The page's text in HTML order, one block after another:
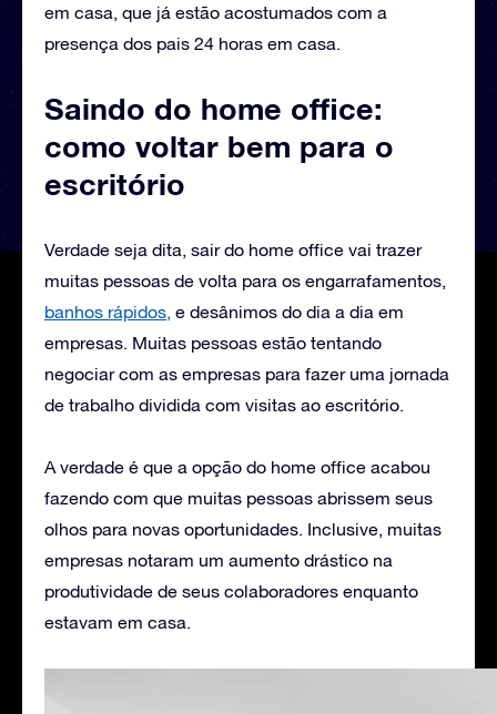
em casa, que já estão acostumados com a
presença dos pais 24 horas em casa.
Saindo do home office:
como voltar bem para o
escritório
Verdade seja dita, sair do home office vai trazer
muitas pessoas de volta para os engarrafamentos,
banhos rápidos, e desânimos do dia a dia em
empresas. Muitas pessoas estão tentando
negociar com as empresas para fazer uma jornada
de trabalho dividida com visitas ao escritório.
A verdade é que a opção do home office acabou
fazendo com que muitas pessoas abrissem seus
olhos para novas oportunidades. Inclusive, muitas
empresas notaram um aumento drástico na
produtividade de seus colaboradores enquanto
estavam em casa.